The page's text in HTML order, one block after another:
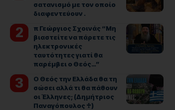
σατανισμό με τον οποίο
διαφεντεύουν .
π Γεώργιος Σχοινάς “Μη
βιαστείτε να πάρετε τις
ηλεκτρονικές
ταυτότητες γιατί θα
παρέμβει ο Θεός…”
Ο Θεός την Ελλάδα θα τη
σώσει αλλά τι θα πάθουν
οι Έλληνες; (Δημήτριος
Παναγόπουλος ♰)